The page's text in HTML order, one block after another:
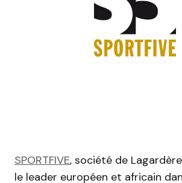
SPORTFIVE, société de
le leader européen et africain